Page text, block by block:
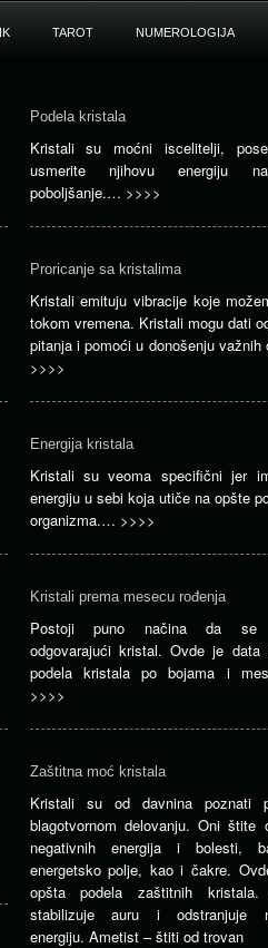
TAROT NUMEROLOGIJA
Podela kristala
Kristali su moćni iscelitelji,
usmerite njihovu energiju
poboljšanje.… >>>>
Proricanje sa kristalima
Kristali emituju vibracije koje
tokom vremena. Kristali mogu dati
pitanja i pomoći u donošenju
>>>>
Energija kristala
Kristali su veoma specifični jer
energiju u sebi koja utiče na opšte
organizma.… >>>>
Kristali prema mesecu rođenja
Postoji puno načina da se
odgovarajući kristal. Ovde je data
podela kristala po bojama i
>>>>
Zaštitna moć kristala
Kristali su od davnina poznati
blagotvornom delovanju. Oni štite
negativnih energija i bolesti,
energetsko polje, kao i čakre.
opšta podela zaštitnih
stabilizuje auru i odstranjuje
energiju. Ametist – štiti od trovan